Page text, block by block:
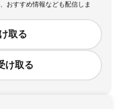
おすすめ情報なども配信しま
取る
け取る